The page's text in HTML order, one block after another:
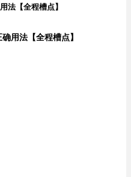
法【全程槽点】
用法【全程槽点】